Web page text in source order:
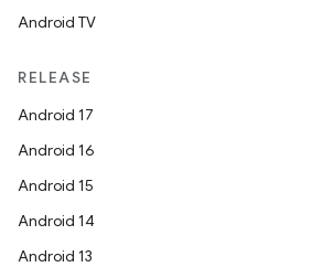
Android TV
RELEASE
Android 17
Android 16
Android 15
Android 14
Android 13